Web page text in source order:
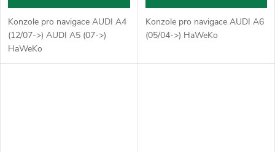
Konzole pro navigace AUDI A4
(12/07->) AUDI A5 (07->)
HaWeKo
Konzole pro navigace AUDI A6
(05/04->) HaWeKo